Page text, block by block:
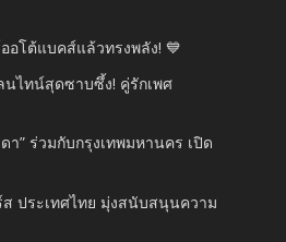
อโต้แบคส์แล้วทรงพลัง! 💙
นไทน์สุดซาบซึ้ง! คู่รักเพศ
า” ร่วมกับกรุงเทพมหานคร เปิด
ประเทศไทย มุ่งสนับสนุนความ